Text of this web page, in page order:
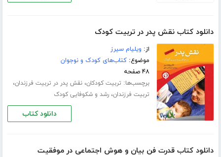
دانلود کتاب نقش پدر در تربیت کودک
از: ویلیام سیرز
موضوع:کتاب‌های کودک و نوجوان
۴۸ صفحه
برچسب‌ها: تربیت کودکان،نقش پدر در تربیت فرزندان،
تربیت فرزندان،رشد و شکوفایی کودک
دانلود کتاب
دانلود کتاب قدرت فن بیان و هوش اجتماعی در موفقیت